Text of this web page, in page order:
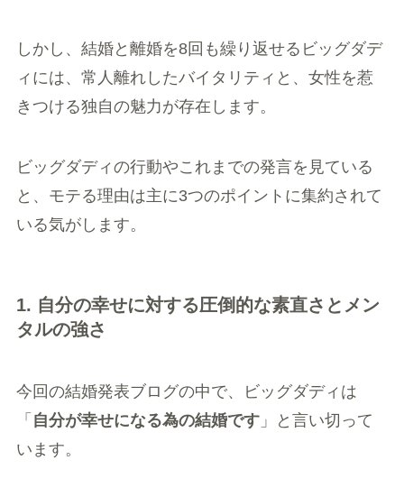
しかし、結婚と離婚を8回も繰り返せるビッグダデ
ィには、常人離れしたバイタリティと、女性を惹
きつける独自の魅力が存在します。
ビッグダディの行動やこれまでの発言を見ている
と、モテる理由は主に3つのポイントに集約されて
いる気がします。
1. 自分の幸せに対する圧倒的な素直さとメン
タルの強さ
今回の結婚発表ブログの中で、ビッグダディは
「 自分が幸せになる為の結婚です」と言い切って
います。